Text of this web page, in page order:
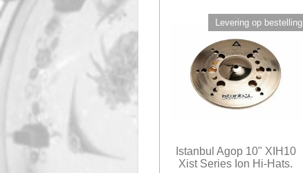
Levering op bestelling.
Istanbul Agop 10" XIH10
Xist Series Ion Hi-Hats.